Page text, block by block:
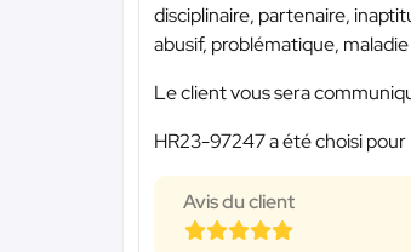
disciplinaire, partenaire,
abusif, problématique,
Le client vous sera
HR23-97247 a été choisi
Avis du client